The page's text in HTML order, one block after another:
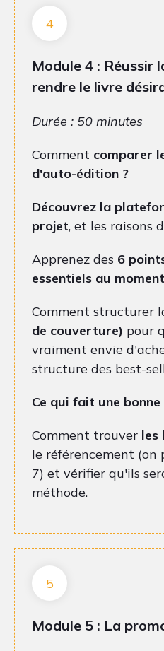
4
Module 4 : Réussir
rendre le livre
Durée : 50 minutes
Comment comparer
d'auto-édition ?
Découvrez la
projet, et les raisons
Apprenez des 6
essentiels au
Comment structurer
de couverture) pour
vraiment envie
structure des best-
Ce qui fait une
Comment trouver les
le référencement (on
7) et vérifier qu'ils
méthode.
5
Module 5 : La